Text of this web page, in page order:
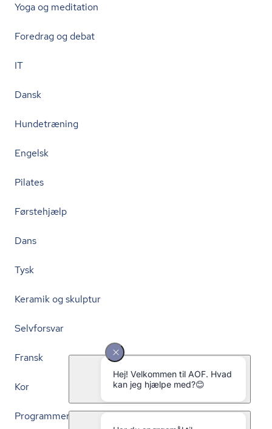
Yoga og meditation
Foredrag og debat
IT
Dansk
Hundetræning
Engelsk
Pilates
Førstehjælp
Dans
Tysk
Keramik og skulptur
Selvforsvar
Fransk
Kor
Programmering